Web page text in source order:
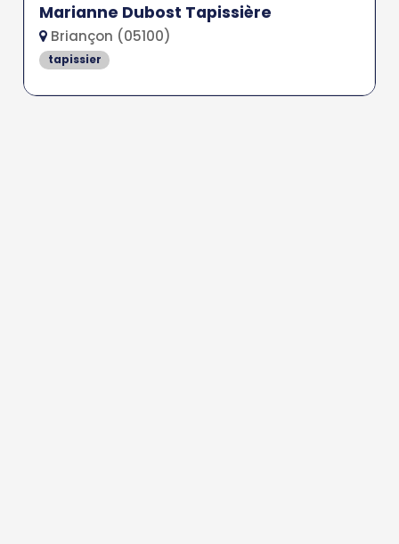
Marianne Dubost Tapissière
Briançon (05100)
tapissier